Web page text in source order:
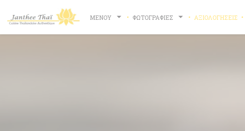
ΜΕΝΟΎ ΦΩΤΟΓΡΑΦΊΕΣ ΑΞΙΟΛΟΓΉΣΕΙΣ